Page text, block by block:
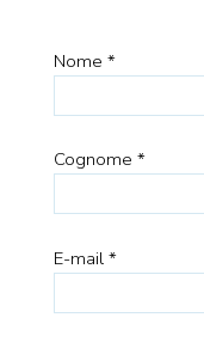
Nome *
Cognome *
E-mail *